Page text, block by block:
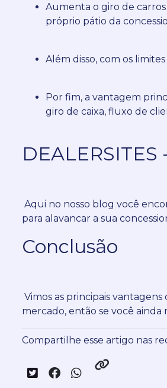
Aumenta o giro de
próprio pátio da
Além disso, com os
Por fim, a vantagem
giro de caixa, fluxo de
Aqui no nosso blog você
para alavancar a sua
Conclusão
Vimos as principais
mercado, então se você
Compartilhe esse artigo nas